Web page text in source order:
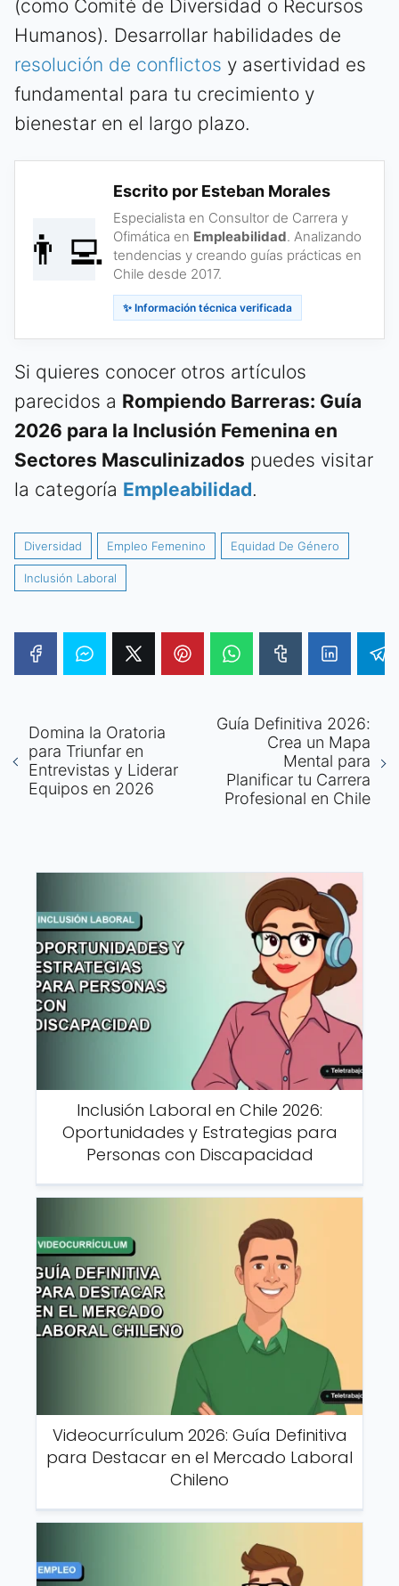
(como Comité de Diversidad o Recursos
Humanos). Desarrollar habilidades de
resolución de conflictos y asertividad es
fundamental para tu crecimiento y
bienestar en el largo plazo.
👨‍💻
Escrito por Esteban Morales
Especialista en Consultor de Carrera y
Ofimática en Empleabilidad. Analizando
tendencias y creando guías prácticas en
Chile desde 2017.
✨ Información técnica verificada
Si quieres conocer otros artículos
parecidos a Rompiendo Barreras: Guía
2026 para la Inclusión Femenina en
Sectores Masculinizados puedes visitar
la categoría Empleabilidad.
Diversidad Empleo Femenino Equidad De Género
Inclusión Laboral
Domina la Oratoria
para Triunfar en
Entrevistas y Liderar
Equipos en 2026
Guía Definitiva 2026:
Crea un Mapa
Mental para
Planificar tu Carrera
Profesional en Chile
Inclusión Laboral en Chile 2026:
Oportunidades y Estrategias para
Personas con Discapacidad
Videocurrículum 2026: Guía Definitiva
para Destacar en el Mercado Laboral
Chileno